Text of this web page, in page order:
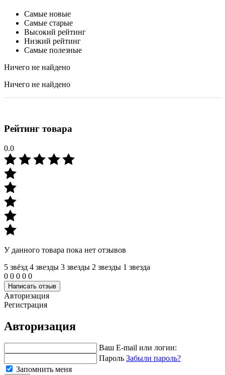
Самые новые
Самые старые
Высокий рейтинг
Низкий рейтинг
Самые полезные
Ничего не найдено
Ничего не найдено
Рейтинг товара
0.0
У данного товара пока нет отзывов
5 звёзд 4 звeзды 3 звeзды 2 звeзды 1 звeзда
0 0 0 0 0
Написать отзыв
Авторизация
Регистрация
Авторизация
Ваш E-mail или логин:
Пароль Забыли пароль?
Запомнить меня